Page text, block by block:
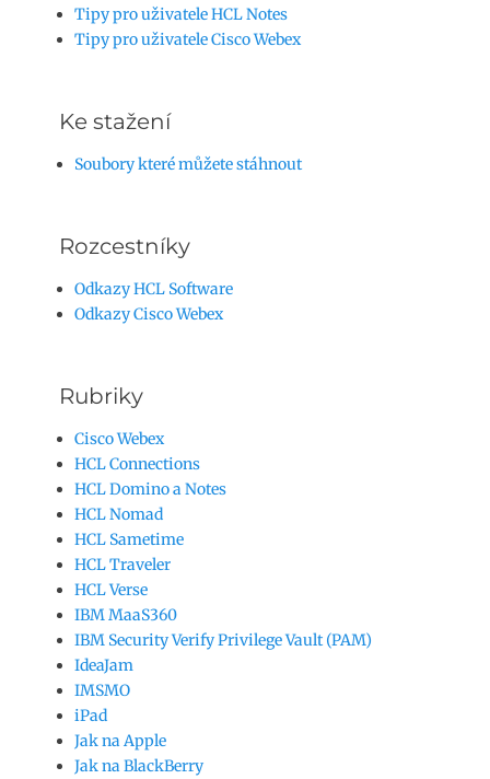
Tipy pro uživatele HCL Notes
Tipy pro uživatele Cisco Webex
Ke stažení
Soubory které můžete stáhnout
Rozcestníky
Odkazy HCL Software
Odkazy Cisco Webex
Rubriky
Cisco Webex
HCL Connections
HCL Domino a Notes
HCL Nomad
HCL Sametime
HCL Traveler
HCL Verse
IBM MaaS360
IBM Security Verify Privilege Vault (PAM)
IdeaJam
IMSMO
iPad
Jak na Apple
Jak na BlackBerry